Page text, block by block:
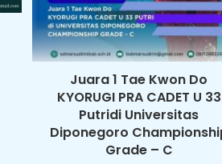
Juara 1 Tae Kwon Do
KYORUGI PRA CADET U 33
Putridi Universitas
Diponegoro
Grade – C